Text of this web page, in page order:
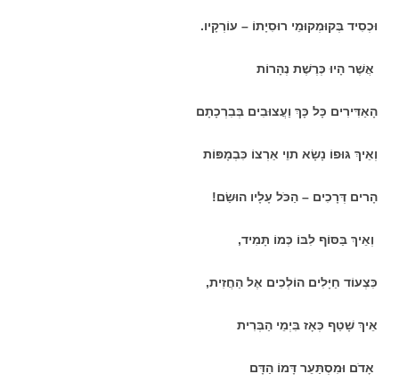
וּכְסִיד בְּקוּמְקוּמֵי רוּסִיָתוֹ – עוֹרְקָיו.
אֲשֶׁר הָיוּ כְּרֶשֶׁת נְהָרוֹת
הָאַדִּירִים כָּל כָּךְ וַעֲצוּבִים בְּבִרְכָתָם
וְאֵיךְ גּוּפוֹ נָשָׂא תוֵי אַרְצוֹ כִּבְמָפּוֹת
הָרים דְּרָכִים – הַכֹּל עָלָיו הוּשַׂם!
וְאֵיךְ בַּסּוֹף לִבּוֹ כְּמוֹ תָּמִיד,
כִּצְעוֹד חַיָּלִים הוֹלְכִים אֶל הַחֲזִית,
אֵיךְ שָׁטַף כְּאָז בִּיְמֵי הַבְּרִית
אָדֹם וּמִסְתַּעֵר דָּמוֹ הַדָּם